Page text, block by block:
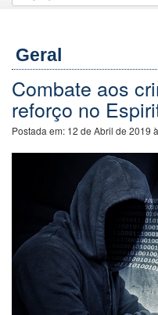
Geral
Combate aos
reforço no
Postada em: 12 de Abril de 2019